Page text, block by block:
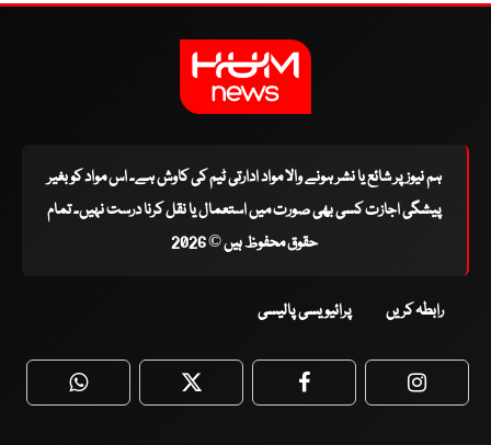
ہم نیوز پر شائع یا نشر ہونے والا مواد ادارتی ٹیم کی کاوش ہے۔ اس مواد کو بغیر
پیشگی اجازت کسی بھی صورت میں استعمال یا نقل کرنا درست نہیں۔ تمام
حقوق محفوظ ہیں © 2026
رابطہ کریں پرائیویسی پالیسی
WhatsApp Twitter Facebook